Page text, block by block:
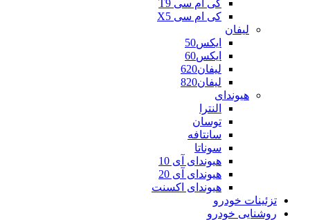
کی ام سی T9
کی ام سی X5
لیفان
ایکس50
ایکس60
لیفان620
لیفان820
هیوندای
النترا
توسان
سانتافه
سوناتا
هیوندای آی 10
هیوندای آی 20
هیوندای اکسنت
تزئینات خودرو
روشنایی خودرو